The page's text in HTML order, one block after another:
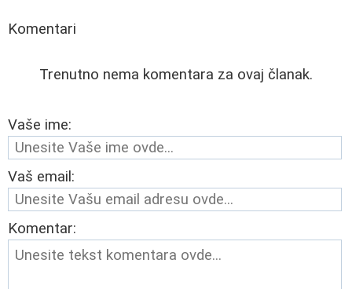
Komentari
Trenutno nema komentara za ovaj članak.
Vaše ime:
Vaš email:
Komentar: